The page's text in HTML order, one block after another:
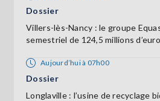
Dossier
Villers-lès-Nancy : le groupe
semestriel de 124,5 millions
Aujourd’hui à 07h00
Dossier
Longlaville : l’usine de recyclage